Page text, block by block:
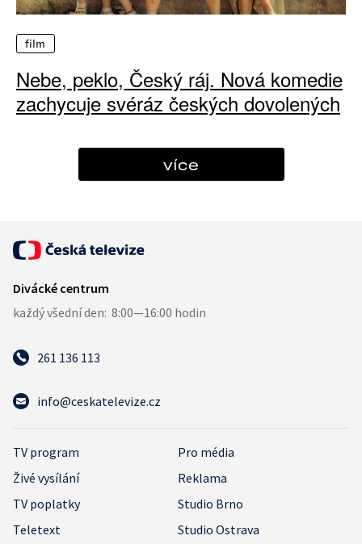
film
Nebe, peklo, Český ráj. Nová komedie
zachycuje svéráz českých dovolených
více
261 136 113
info@ceskatelevize.cz
TV program
Pro média
Živé vysílání
Reklama
TV poplatky
Studio Brno
Teletext
Studio Ostrava